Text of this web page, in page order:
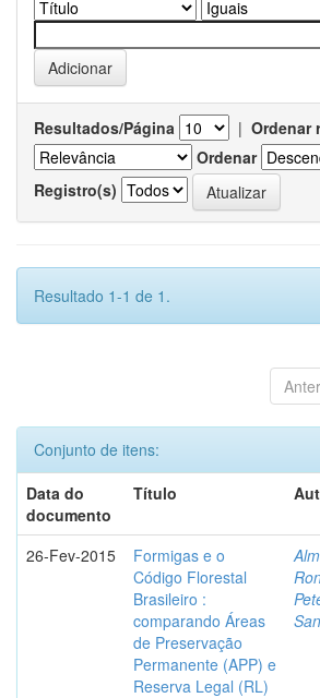
Resultados/Página | Ordenar
Ordenar
Registro(s)
Resultado 1-1 de 1.
Conjunto de itens:
Data do
documento
Título
26-Fev-2015
Formigas e o
Código Florestal
Brasileiro :
comparando Áreas
de Preservação
Permanente (APP) e
Reserva Legal (RL)